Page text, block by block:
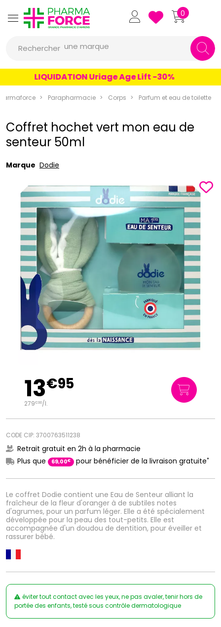
Pharmaforce Grande Pharmacie
0
Rechercher
un produit
une marque
LIQUIDATION Uriage Age Lift -30%
Parapharmacie Corps Parfum et eau de toilette
Coffret hochet vert mon eau de
senteur 50ml
Marque Dodie
Le coffret Dodie contient une Eau de Senteur alliant la
fraîcheur de la fleur d'oranger à de subtiles notes
d'agrumes, pour un parfum léger. Elle a été spécialement
développée pour la peau des tout-petits. Elle est
accompagnée d'un doudou de dentition, pour éveiller et
rassurer bébé.
13€95
279€00/l.
CODE CIP: 3700763511238
Retrait gratuit en 2h à la pharmacie
Plus que
69,00€ pour bénéficier de la livraison gratuite*
éviter tout contact avec les yeux, ne pas avaler, tenir hors de
portée des enfants, testé sous contrôle dermatologique